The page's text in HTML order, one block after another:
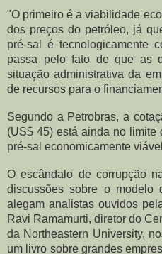
"O primeiro é a viabilidade
dos preços do petróleo, já
pré-sal é tecnologicamente
passa pelo fato de que as
situação administrativa da
de recursos para o
Segundo a Petrobras, a
(US$ 45) está ainda no limite
pré-sal economicamente
O escândalo de corrupção
discussões sobre o modelo
alegam analistas ouvidos
Ravi Ramamurti, diretor do
da Northeastern University,
um livro sobre grandes